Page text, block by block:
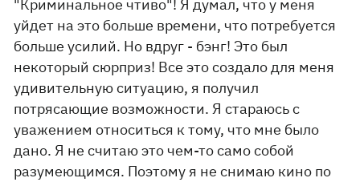
"Криминальное чтиво"! Я думал, что у меня
уйдет на это больше времени, что потребуется
больше усилий. Но вдруг - бэнг! Это был
некоторый сюрприз! Все это создало для меня
удивительную ситуацию, я получил
потрясающие возможности. Я стараюсь с
уважением относиться к тому, что мне было
дано. Я не считаю это чем-то само собой
разумеющимся. Поэтому я не снимаю кино по